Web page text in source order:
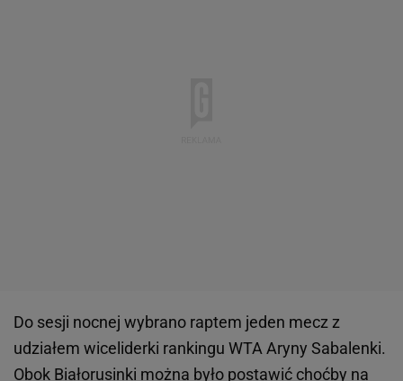
Do sesji nocnej wybrano raptem jeden mecz z
udziałem wiceliderki rankingu WTA Aryny Sabalenki.
Obok Białorusinki można było postawić choćby na